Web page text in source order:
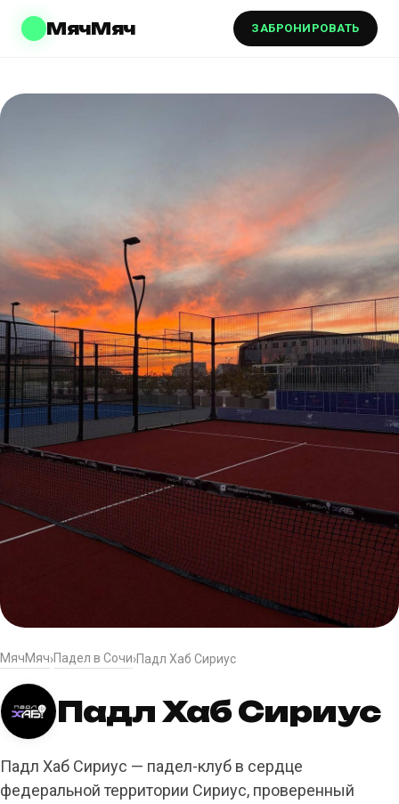
МячМяч ЗАБРОНИРОВАТЬ
МячМяч›Падел в Сочи›Падл Хаб Сириус
Падл Хаб Сириус
Падл Хаб Сириус — падел-клуб в сердце
федеральной территории Сириус, проверенный